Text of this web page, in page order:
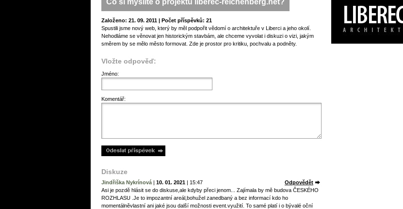
Co si myslíte o projektu liberec-reichenberg.net?
Založeno: 21. 09. 2011 | Počet příspěvků: 21
Spustili jsme nový web, který by měl podpořit vědomí o architektuře v Liberci a jeho okolí.
Nehodláme se věnovat jen historickým stavbám, ale chceme vyvolat i diskuzi o vizi, jakým
směrem by se mělo město formovat. Zde je prostor pro kritiku, pochvalu a podněty.
Vložte odpověď:
Jméno:
Komentář:
Diskuze
Jindřiška Nykrínová | 10. 01. 2021 | 15:47
Odpovědět
Asi je pozdě hlásit se do diskuse,ale kdyby přeci jenom... Zajímala by mě budova ČESKÉHO
ROZHLASU .Je to impozantní areál,bohužel zanedbaný a bez informací kdo ho
momentálněvlastní ani jaké jsou další možnosti event.využití. To samé platí i o bývalé oční